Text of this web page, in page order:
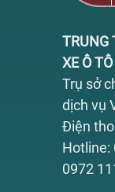
TRUNG
XE Ô
Trụ sở
dịch vụ
Điện
Hotline:
0972